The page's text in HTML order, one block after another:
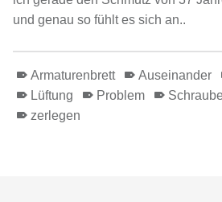
und genau so fühlt es sich an..
Armaturenbrett Auseinander
Lüftung
Problem
zerlegen